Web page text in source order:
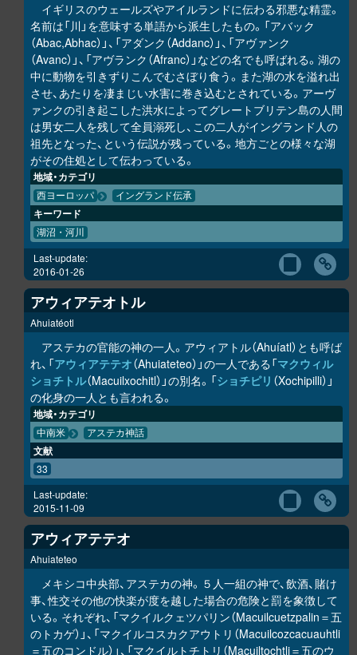
イギリスのウェールズやアイルランドに伝わる邪悪な精霊。
名前は「川」を意味する単語から派生したもの。「アバック
（Abac,Abhac）」、「アダンク（Addanc）」、「アヴァンク
（Avanc）」、「アヴランク（Afranc）」などの名でも呼ばれる。湖の
中に動物を引きずりこんでむさぼり食う。また湖の水を溢れ出
させ、あたりを凄まじい水害に巻き込むとされている。アーヴ
ァンクの引き起こした洪水によってグレートブリテン島の人間
は男女二人を残して全員溺死し、この二人がイングランド人の
祖先となった、という伝説が残っている。地方ごとの様々な湖
がその住処として伝わっている。
地域・カテゴリ
西ヨーロッパ イングランド伝承
キーワード
湖沼・河川
Last-update:
2016-01-26
アウィアテオトル
Ahuiatéotl
アステカの官能の神の一人。アウィアトル（Ahuíatl）とも呼ば
れ、「アウィアテテオ（Ahuiateteo）」の一人である「マクウィル
ショチトル（Macuilxochitl）」の別名。「ショチピリ （Xochipilli）」
の化身の一人とも言われる。
地域・カテゴリ
中南米 アステカ神話
文献
33
Last-update:
2015-11-09
アウィアテテオ
Ahuiateteo
メキシコ中央部、アステカの神。５人一組の神で、飲酒、賭け
事、性交その他の快楽が度を越した場合の危険と罰を象徴して
いる。それぞれ、「マクイルクェツパリン（Macuilcuetzpalin＝五
のトカゲ）」、「マクイルコスカクアウトリ（Macuilcozcacuauhtli
＝五のコンドル）」、「マクイルトチトリ（Macuiltochtli＝五のウ